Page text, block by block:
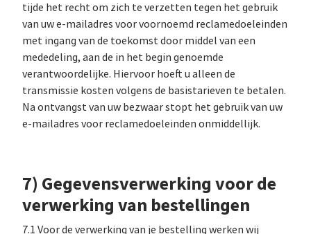
tijde het recht om zich te verzetten tegen het gebruik
van uw e-mailadres voor voornoemd reclamedoeleinden
met ingang van de toekomst door middel van een
mededeling, aan de in het begin genoemde
verantwoordelijke. Hiervoor hoeft u alleen de
transmissie kosten volgens de basistarieven te betalen.
Na ontvangst van uw bezwaar stopt het gebruik van uw
e-mailadres voor reclamedoeleinden onmiddellijk.
7) Gegevensverwerking voor de
verwerking van bestellingen
7.1 Voor de verwerking van je bestelling werken wij